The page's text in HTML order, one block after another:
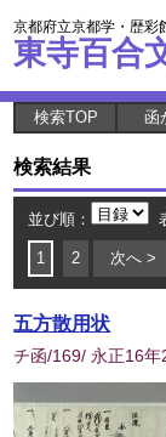
京都府立京都学・歴彩
東寺百合
検索TOP 函
検索結果
並び順：
1 2 次へ >
五方散用状
チ函/169/ 永正16年